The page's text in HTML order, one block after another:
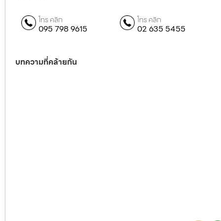
โทร คลิก
095 798 9615
โทร คลิก
02 635 5455
บทความที่คล้ายกัน